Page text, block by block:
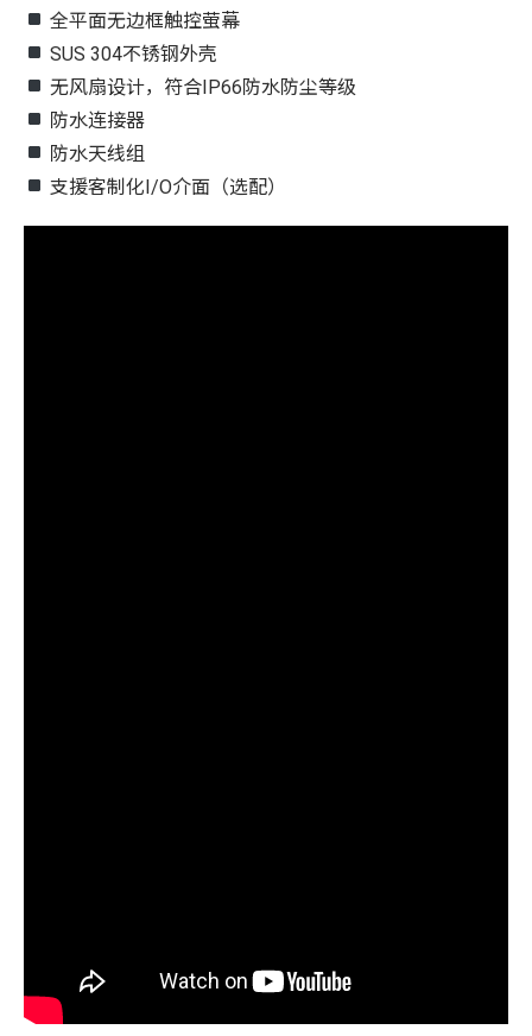
全平面无边框触控萤幕
SUS 304不锈钢外壳
无风扇设计，符合IP66防水防尘等级
防水连接器
防水天线组
支援客制化I/O介面（选配）